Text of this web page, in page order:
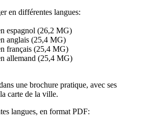
en différentes langues:
espagnol (26,2 MG)
anglais (25,4 MG)
français (25,4 MG)
allemand (25,4 MG)
une brochure pratique, avec ses
carte de la ville.
langues, en format PDF: